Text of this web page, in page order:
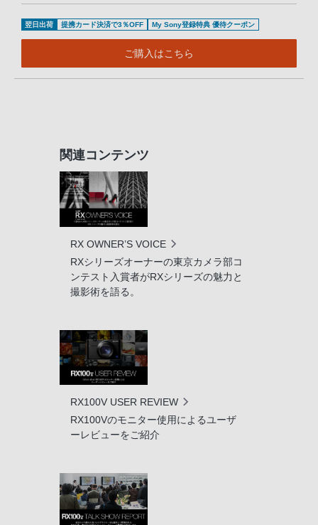
翌日出荷 提携カード決済で3％OFF My Sony登録特典 優待クーポン
ご購入はこちら
関連コンテンツ
RX OWNER’S VOICE
RXシリーズオーナーの東京カメラ部コ
ンテスト入賞者がRXシリーズの魅力と
撮影術を語る。
RX100V USER REVIEW
RX100Vのモニター使用によるユーザ
ーレビューをご紹介